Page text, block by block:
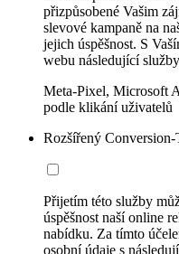
přizpůsobené Vašim
slevové kampaně na
jejich úspěšnost. S
webu následující
Meta-Pixel, Microsoft
podle klikání uživatelů
Rozšířený
Přijetím této služby
úspěšnost naší online
nabídku. Za tímto
osobní údaje s